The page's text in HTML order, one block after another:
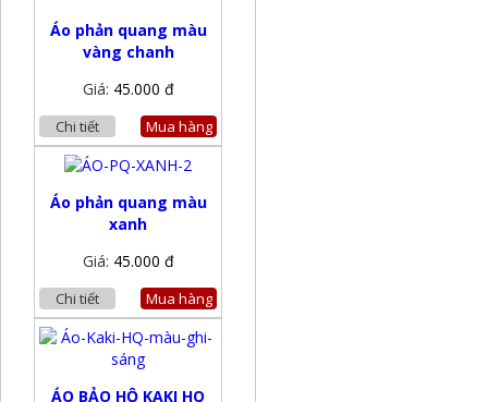
Áo phản quang màu
vàng chanh
Giá: 45.000 đ
Chi tiết Mua hàng
Áo phản quang màu
xanh
Giá: 45.000 đ
Chi tiết Mua hàng
ÁO BẢO HỘ KAKI HQ